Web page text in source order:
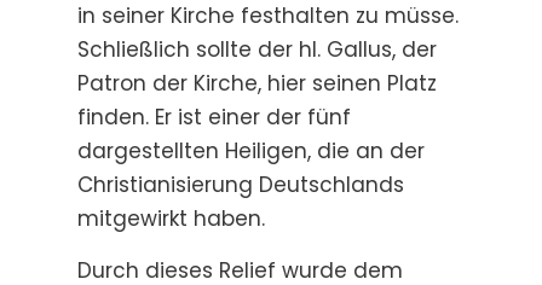
in seiner Kirche festhalten zu müsse.
Schließlich sollte der hl. Gallus, der
Patron der Kirche, hier seinen Platz
finden. Er ist einer der fünf
dargestellten Heiligen, die an der
Christianisierung Deutschlands
mitgewirkt haben.
Durch dieses Relief wurde dem